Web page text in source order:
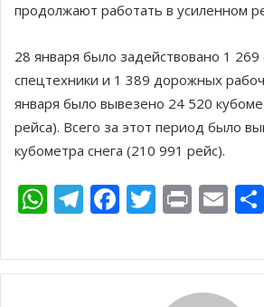
продолжают работать в усиленном
28 января было задействовано 1
спецтехники и 1 389 дорожных
января было вывезено 24 520
рейса). Всего за этот период было
кубометра снега (210 991 рейс).
W
at
s
T
e
gr
F
e
b
T
itt
er
Pr
t
E
ai
l